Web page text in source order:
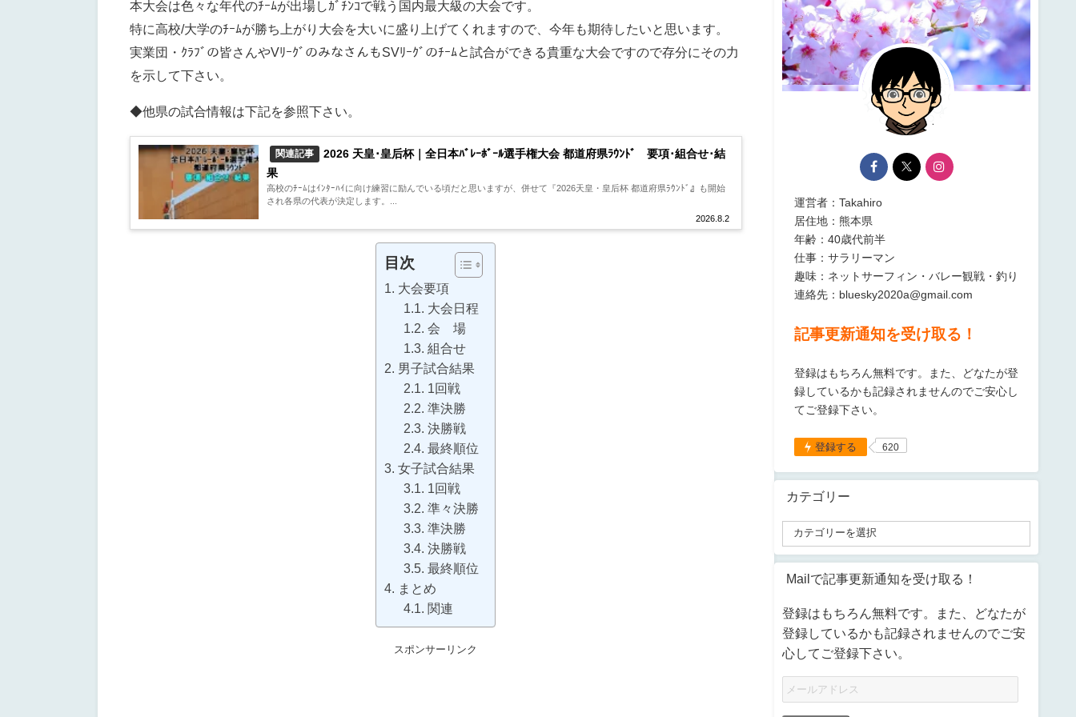
本大会は色々な年代のﾁｰﾑが出場しｶﾞﾁﾝｺで戦う国内最大級の大会です。
特に高校/大学のﾁｰﾑが勝ち上がり大会を大いに盛り上げてくれますので、今年も期待したいと思います。
実業団・ｸﾗﾌﾞの皆さんやVﾘｰｸﾞのみなさんもSVﾘｰｸﾞのﾁｰﾑと試合ができる貴重な大会ですので存分にその力
を示して下さい。
◆他県の試合情報は下記を参照下さい。
関連記事
2026 天皇･皇后杯｜全日本ﾊﾞﾚｰﾎﾞｰﾙ選手権大会 都道府県ﾗｳﾝﾄﾞ 要項･組合せ･結
果
2026.8.2
高校のﾁｰﾑはｲﾝﾀｰﾊｲに向け練習に励んでいる頃だと思いますが、併せて『2026天皇・皇后杯 都道府県ﾗｳﾝﾄﾞ』も開始
され各県の代表が決定します。...
目次
大会要項
大会日程
会 場
組合せ
男子試合結果
1回戦
準決勝
決勝戦
最終順位
女子試合結果
1回戦
準々決勝
準決勝
決勝戦
最終順位
まとめ
関連
スポンサーリンク
運営者：Takahiro
居住地：熊本県
年齢：40歳代前半
仕事：サラリーマン
趣味：ネットサーフィン・バレー観戦・釣り
連絡先：bluesky2020a@gmail.com
記事更新通知を受け取る！
登録はもちろん無料です。また、どなたが登
録しているかも記録されませんのでご安心し
てご登録下さい。
登録する 620
カテゴリー
Mailで記事更新通知を受け取る！
登録はもちろん無料です。また、どなたが
登録しているかも記録されませんのでご安
心してご登録下さい。